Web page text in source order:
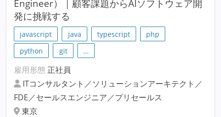
Engineer）｜顧客課題からAIソフトウェア開
発に挑戦する
javascript java typescript
php
python
git …
雇用形態 正社員
ITコンサルタント／ソリューションアーキテクト／
FDE／セールスエンジニア／プリセールス
東京